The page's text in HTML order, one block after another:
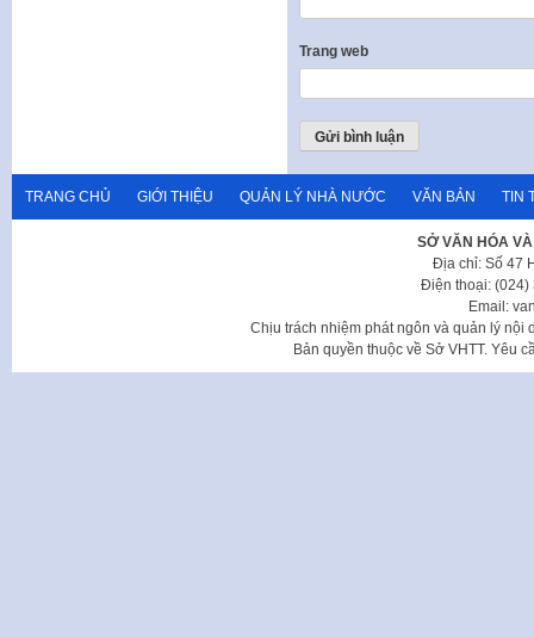
Trang web
TRANG CHỦ GIỚI THIỆU QUẢN LÝ NHÀ NƯỚC VĂN BẢN TIN
SỞ VĂN HÓA
Địa chỉ: Số 47
Điện thoại: (024)
Email:
Chịu trách nhiệm phát ngôn và quản lý nội
Bản quyền thuộc về Sở VHTT. Yêu